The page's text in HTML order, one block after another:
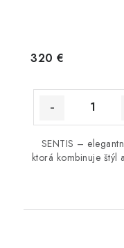
320 €
SENTIS –
ktorá kombinuje